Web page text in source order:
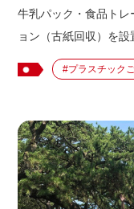
牛乳パック・食品ト
ョン（古紙回収）を設
#プラスチック